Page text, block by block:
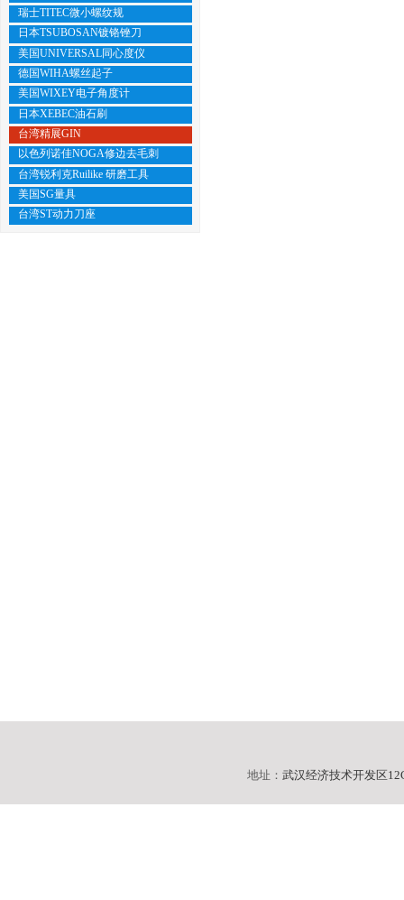
瑞士TITEC微小螺纹规
日本TSUBOSAN镀铬锉刀
美国UNIVERSAL同心度仪
德国WIHA螺丝起子
美国WIXEY电子角度计
日本XEBEC油石刷
台湾精展GIN
以色列诺佳NOGA修边去毛刺
台湾锐利克Ruilike 研磨工具
美国SG量具
台湾ST动力刀座
地址： 武汉经济技术开发区